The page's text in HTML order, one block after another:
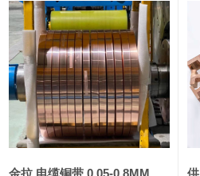
漆包线 111,970—115,970
磷铜合金 110,800—117,600
无氧铜丝(硬) 109,710—110,010
R410A专用紫铜管 113,700—113,700